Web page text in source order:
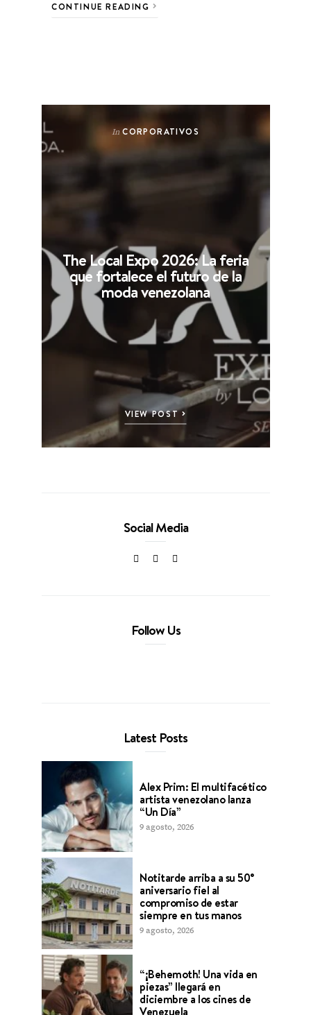
CONTINUE READING
In CORPORATIVOS
The Local Expo 2026: La feria
que fortalece el futuro de la
moda venezolana
VIEW POST
Social Media
Follow Us
Latest Posts
Alex Prim: El multifacético
artista venezolano lanza
“Un Día”
9 agosto, 2026
Notitarde arriba a su 50°
aniversario fiel al
compromiso de estar
siempre en tus manos
9 agosto, 2026
“¡Behemoth! Una vida en
piezas” llegará en
diciembre a los cines de
Venezuela